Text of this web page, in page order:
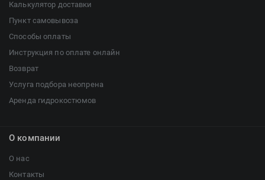
Калькулятор доставки
Пункт самовывоза
Способы оплаты
Инструкция по оплате онлайн
Возврат
Услуга подбора неопрена
Аренда гидрокостюмов
О компании
О нас
Контакты